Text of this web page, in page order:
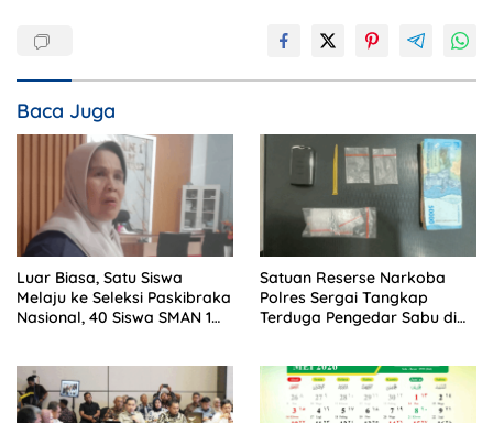
Baca Juga
Luar Biasa, Satu Siswa
Melaju ke Seleksi Paskibraka
Nasional, 40 Siswa SMAN 1
Satuan Reserse Narkoba
Polres Sergai Tangkap
Terduga Pengedar Sabu di